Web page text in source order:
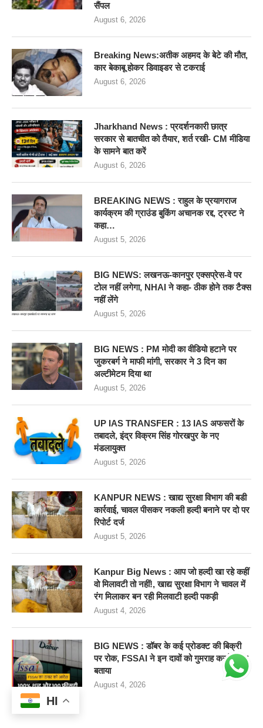
सैंपल
August 6, 2026
Breaking News:अतीक अहमद के बेटे की मौत,
कार बेकाबू होकर डिवाइडर से टकराई
August 6, 2026
Jharkhand News : प्रदर्शनकारी छात्र
सरकार से बातचीत को तैयार, शर्त रखी- CM मीडिया
के सामने बात करें
August 6, 2026
BREAKING NEWS : राहुल के प्रयागराज
कार्यक्रम की ग्राउंड बुकिंग अचानक रद्द, ट्रस्ट ने
कहा…
August 5, 2026
BIG NEWS: लखनऊ-कानपुर एक्सप्रेस-वे पर
टोल नहीं लगेगा, NHAI ने कहा- ठीक होने तक टैक्स
नहीं लेंगे
August 5, 2026
BIG NEWS : PM मोदी का वीडियो हटाने पर
जुकरबर्ग ने माफी मांगी, सरकार ने 3 दिन का
अल्टीमेटम दिया था
August 5, 2026
UP IAS TRANSFER : 13 IAS अफसरों के
तबादले, इंद्र विक्रम सिंह गोरखपुर के नए
मंडलायुक्त
August 5, 2026
KANPUR NEWS : खाद्य सुरक्षा विभाग की बडी
कार्रवाई, चावल पीसकर नकली हल्दी बनाने पर दो पर
रिपोर्ट दर्ज
August 5, 2026
Kanpur Big News : आप जो हल्दी खा रहे कहीं
वो मिलावटी तो नहीं!, खाद्य सुरक्षा विभाग ने चावल में
रंग मिलाकर बन रही मिलवाटी हल्दी पकड़ी
August 4, 2026
BIG NEWS : डॉबर के कई प्रोडक्ट की बिक्री
पर रोक, FSSAI ने इन दावों को गुमराह करने वाला
बताया
August 4, 2026
HI